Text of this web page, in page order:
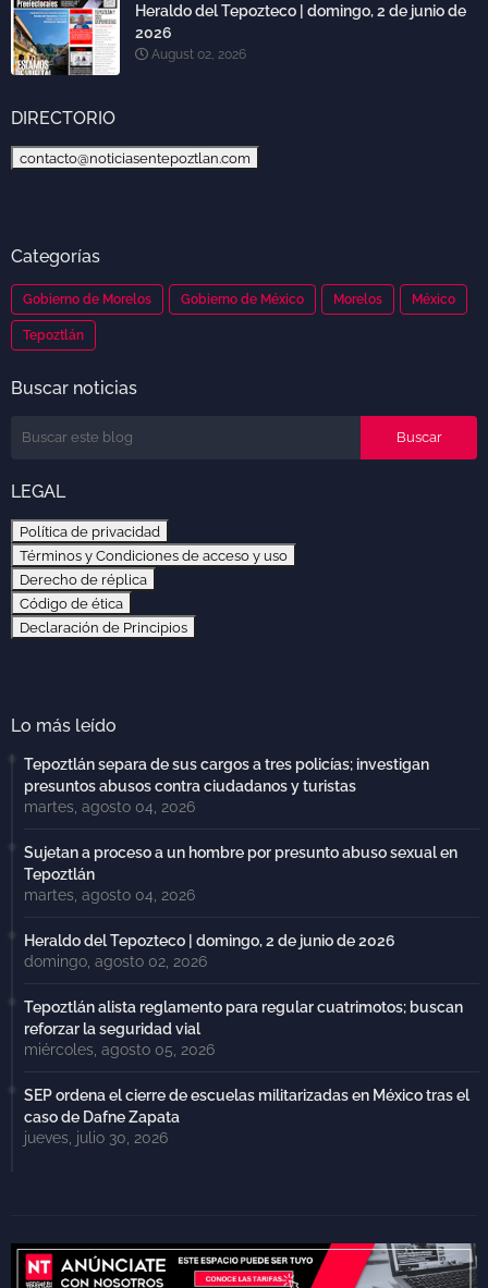
Heraldo del Tepozteco | domingo, 2 de junio de
2026
August 02, 2026
DIRECTORIO
contacto@noticiasentepoztlan.com
Categorías
Gobierno de Morelos Gobierno de México Morelos México
Tepoztlán
Buscar noticias
LEGAL
Política de privacidad
Términos y Condiciones de acceso y uso
Derecho de réplica
Código de ética
Declaración de Principios
Lo más leído
Tepoztlán separa de sus cargos a tres policías; investigan
presuntos abusos contra ciudadanos y turistas
martes, agosto 04, 2026
Sujetan a proceso a un hombre por presunto abuso sexual en
Tepoztlán
martes, agosto 04, 2026
Heraldo del Tepozteco | domingo, 2 de junio de 2026
domingo, agosto 02, 2026
Tepoztlán alista reglamento para regular cuatrimotos; buscan
reforzar la seguridad vial
miércoles, agosto 05, 2026
SEP ordena el cierre de escuelas militarizadas en México tras el
caso de Dafne Zapata
jueves, julio 30, 2026